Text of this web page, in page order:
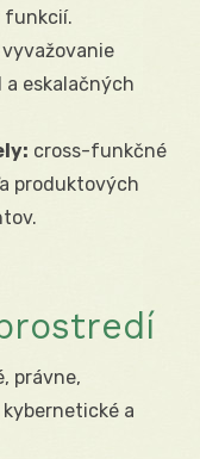
funkcií.
vyvažovanie
eskalačných
cross-funkčné
produktových
právne,
a